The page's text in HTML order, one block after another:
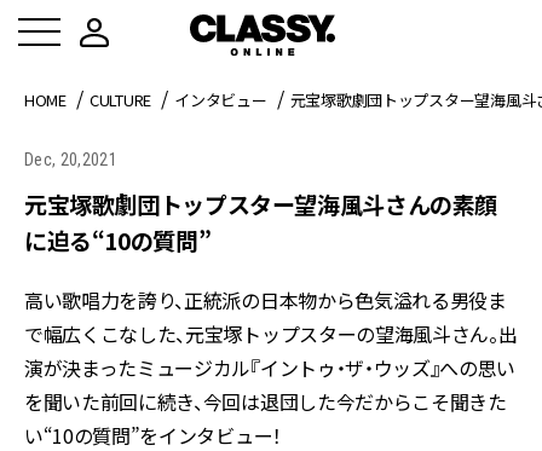
HOME CULTURE インタビュー 元宝塚歌劇団トップスター望海風
Dec, 20,2021
元宝塚歌劇団トップスター望海風斗さんの素顔
に迫る“10の質問”
高い歌唱力を誇り、正統派の日本物から色気溢れる男役ま
で幅広くこなした、元宝塚トップスターの望海風斗さん。出
演が決まったミュージカル『イントゥ・ザ・ウッズ』への思い
を聞いた前回に続き、今回は退団した今だからこそ聞きた
い“10の質問”をインタビュー！